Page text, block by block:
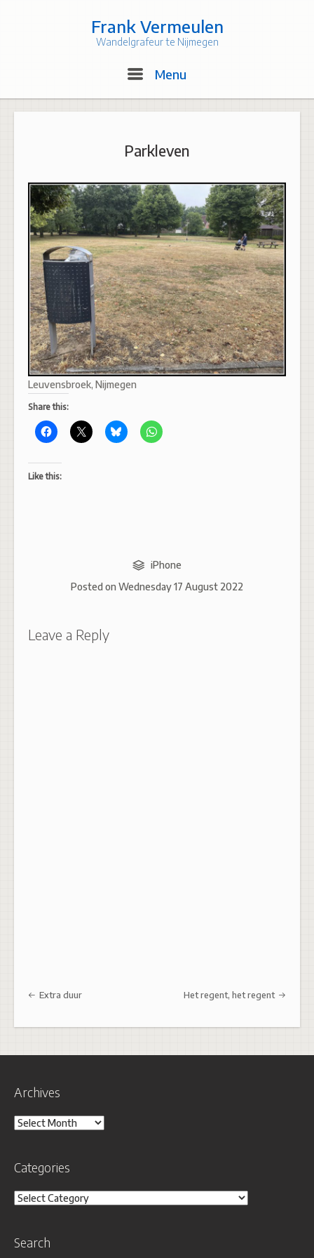
Frank Vermeulen
Wandelgrafeur te Nijmegen
Menu
Parkleven
Leuvensbroek, Nijmegen
Share this:
Like this:
iPhone
Posted on Wednesday 17 August 2022
Leave a Reply
Post navigation
Extra duur Het regent, het regent
Archives
Archives
Categories
Categories
Search